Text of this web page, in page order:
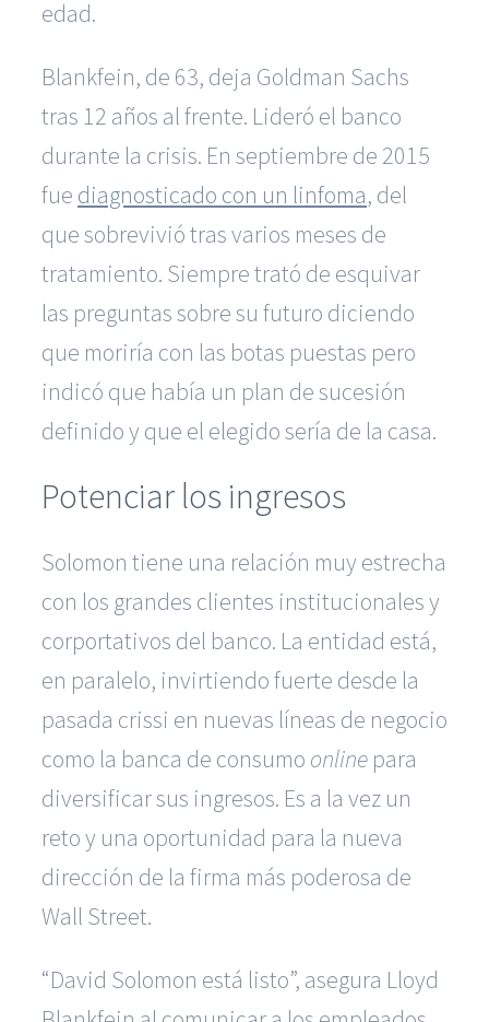
edad.
Blankfein, de 63, deja Goldman Sachs
tras 12 años al frente. Lideró el banco
durante la crisis. En septiembre de 2015
fue diagnosticado con un linfoma, del
que sobrevivió tras varios meses de
tratamiento. Siempre trató de esquivar
las preguntas sobre su futuro diciendo
que moriría con las botas puestas pero
indicó que había un plan de sucesión
definido y que el elegido sería de la casa.
Potenciar los ingresos
Solomon tiene una relación muy estrecha
con los grandes clientes institucionales y
corportativos del banco. La entidad está,
en paralelo, invirtiendo fuerte desde la
pasada crissi en nuevas líneas de negocio
como la banca de consumo online para
diversificar sus ingresos. Es a la vez un
reto y una oportunidad para la nueva
dirección de la firma más poderosa de
Wall Street.
“David Solomon está listo”, asegura Lloyd